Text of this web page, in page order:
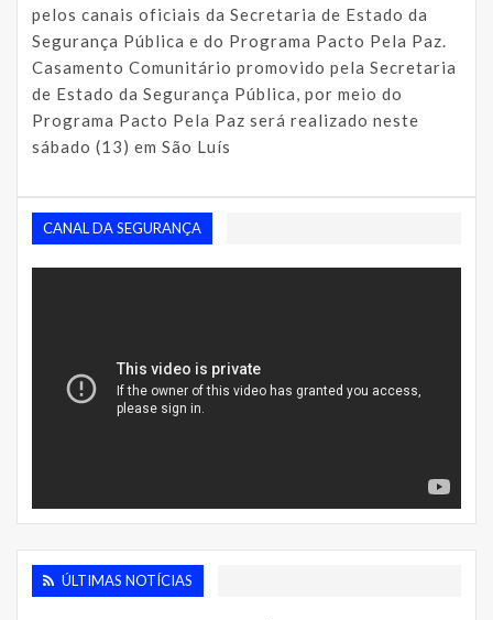
pelos canais oficiais da Secretaria de Estado da
Segurança Pública e do Programa Pacto Pela Paz.
Casamento Comunitário promovido pela Secretaria
de Estado da Segurança Pública, por meio do
Programa Pacto Pela Paz será realizado neste
sábado (13) em São Luís
CANAL DA SEGURANÇA
ÚLTIMAS NOTÍCIAS